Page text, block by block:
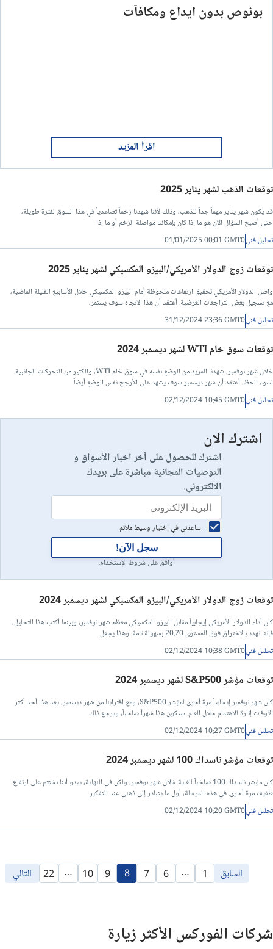
بونوص بدون ايداع ومكافآت
اقرأ المزيد
توقعات الذهب لشهر يناير 2025
قد يكون شهر يناير مهماً جداً للذهب، وذلك لأننا شهدنا زخماً تصاعدياً في هذا السوق لفترة طويلة،
حتى أصبح السؤال الآن هو ما إذا كان بإمكاننا مواصلة الزخم أو ما إذا
تحليل فني01/01/2025 00:01 GMT0
توقعات زوج الدولار الأمريكي/البيزو المكسيكي لشهر يناير 2025
واصل الدولار الأمريكي تحقيق ارتفاعات ملحوظة أمام البيزو المكسيكي خلال الأسابيع القليلة الماضية،
مع تسجيل بعض التراجعات العرضية. أعتقد أن هذا الاتجاه سوف يستمر،
تحليل فني31/12/2024 23:36 GMT0
توقعات سوق خام WTI لشهر ديسمبر 2024
خلال شهر نوفمبر، شهدنا المزيد من الوضع نفسه في سوق خام WTI، والكثير من التحركات الجانبية.
لسوء الحظ، أعتقد أن شهر ديسمبر سوف يشهد على الأرجح نفس الوضع أيضاً
تحليل فني02/12/2024 10:45 GMT0
اشترك الان
اشترك للحصول على آخر اخبار الأسواق و
التوصيات المجانية مباشرة على بريدك
الالكتروني.
ساعدني في إختيار وسيط ملائم
سجل الآن!
أوافق على شروط الإستخدام.
توقعات زوج الدولار الأمريكي/البيزو المكسيكي لشهر ديسمبر 2024
كان أداء الدولار الأمريكي إيجابياً مقابل البيزو المكسيكي معظم شهر نوفمبر، وبينما أكتب هذا التحليل،
فإننا نهدد بالاختراق فوق المستوى 20.70 بسهولة تامة. وهذا يجعل
تحليل فني02/12/2024 10:38 GMT0
توقعات مؤشر S&P500 لشهر ديسمبر 2024
كان شهر نوفمبر إيجابياً مرة أخرى لمؤشر S&P500، ومع اقترابنا من شهر ديسمبر، يعد هذا أحد أكثر
الأوقات إثارة للاهتمام خلال العام. سيكون هذا شهراً صاخباً، ويرجع ذلك
تحليل فني02/12/2024 10:27 GMT0
توقعات مؤشر ناسداك 100 لشهر ديسمبر 2024
كان مؤشر ناسداك 100 صاخباً للغاية خلال شهر نوفمبر، ولكن في النهاية، يبدو أننا نختتم على ارتفاع
طفيف مرة أخرى. في هذه المرحلة، أول ما يتبادر إلى ذهني عند التفكير
تحليل فني02/12/2024 10:20 GMT0
السابق 1
…
6
7
8
9
10
…
22 التالي
شركات الفوركس الأكثر زيارة